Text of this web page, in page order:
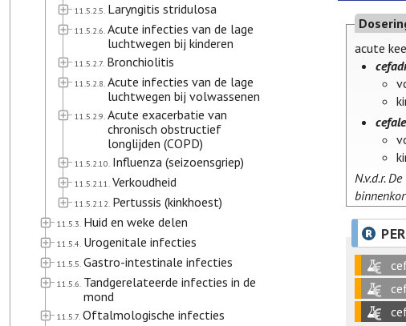
11.5.2.5. Laryngitis stridulosa
11.5.2.6. Acute infecties van de lage
luchtwegen bij kinderen
11.5.2.7. Bronchiolitis
11.5.2.8. Acute infecties van de lage
luchtwegen bij volwassenen
11.5.2.9. Acute exacerbatie van
chronisch obstructief
longlijden (COPD)
11.5.2.10. Influenza (seizoensgriep)
11.5.2.11. Verkoudheid
11.5.2.12. Pertussis (kinkhoest)
11.5.3. Huid en weke delen
11.5.4. Urogenitale infecties
11.5.5. Gastro-intestinale infecties
11.5.6. Tandgerelateerde infecties in de
mond
11.5.7. Oftalmologische infecties
acute
N.v.d.r.